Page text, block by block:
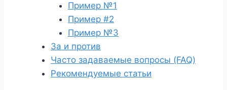
Пример №1
Пример #2
Пример №3
За и против
Часто задаваемые вопросы (FAQ)
Рекомендуемые статьи